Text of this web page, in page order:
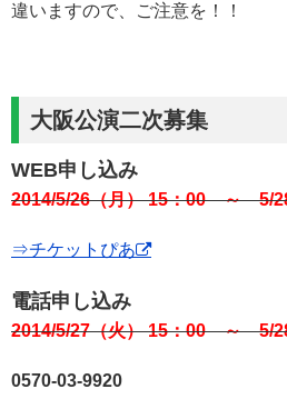
違いますので、ご注意を！！
大阪公演二次募集
WEB申し込み
2014/5/26（月） 15：00 ～ 5/
⇒チケットぴあ
電話申し込み
2014/5/27（火） 15：00 ～ 5/
0570-03-9920